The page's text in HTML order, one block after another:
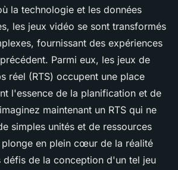
les défis de la
d'un jeu de
temps réel qui
données réelles
des scénarios
•7 min de lecture
la technologie et les données
les jeux vidéo se sont transformés
fournissant des expériences
Parmi eux, les jeux de
réel (RTS) occupent une place
l'essence de la planification et de
maintenant un RTS qui ne
simples unités et de ressources
en plein cœur de la réalité
défis de la conception d'un tel jeu